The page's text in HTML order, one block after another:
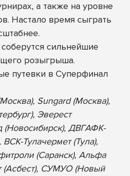
а также на уровне
Настало время сыграть
сильнейшие
розыгрыша.
путевки в Суперфинал
Sungard (Москва),
Эверест
(Новосибирск), ДВГАФК-
Тулачермет (Тула),
(Саранск), Альфа
(Асбест), СУМУО (Новый